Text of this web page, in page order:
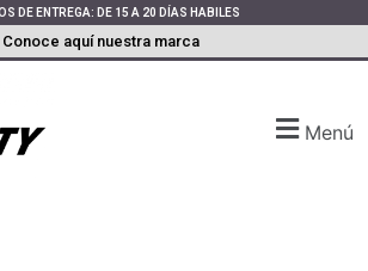
DE ENTREGA: DE 15 A 20 DÍAS HABILES
Conoce aquí nuestra marca
Menú